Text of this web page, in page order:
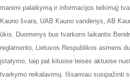
manimi palaikymą ir informacijos teikimą)
Kauno švara, UAB Kauno vandenys, AB
ūkis. Duomenys bus tvarkomi laikantis
reglamento, Lietuvos Respublikos asmens
įstatymo, taip pat kituose teisės aktuose
tvarkymo reikalavimų. Išsamiau susipažinti